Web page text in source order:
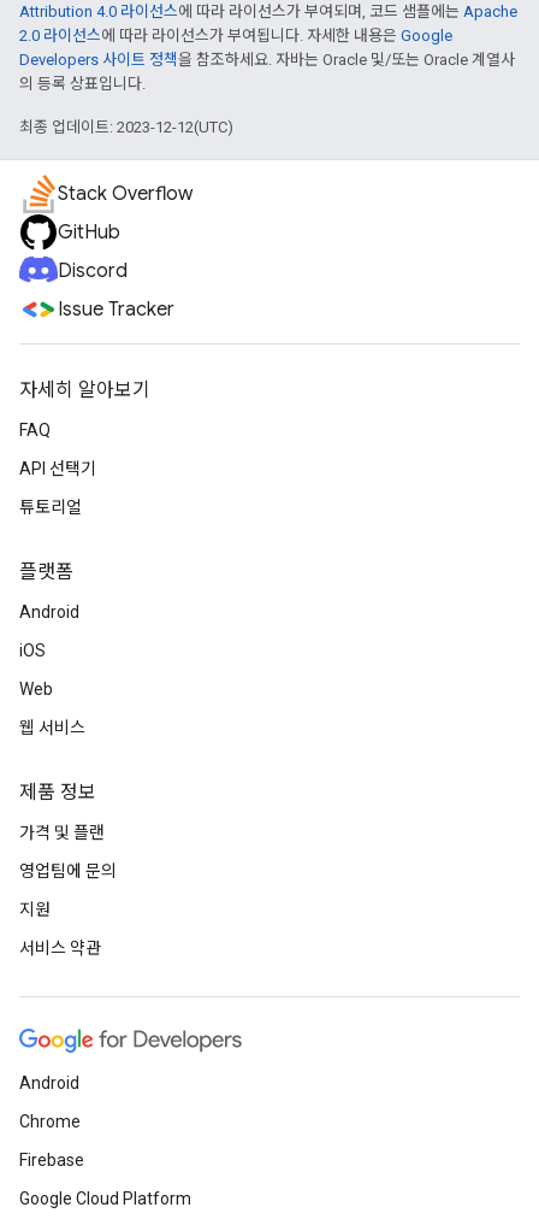
Attribution 4.0 라이선스에 따라 라이선스가 부여되며, 코드 샘플에는 Apache
2.0 라이선스에 따라 라이선스가 부여됩니다. 자세한 내용은 Google
Developers 사이트 정책을 참조하세요. 자바는 Oracle 및/또는 Oracle 계열사
의 등록 상표입니다.
최종 업데이트: 2023-12-12(UTC)
Stack Overflow
GitHub
Discord
Issue Tracker
자세히 알아보기
FAQ
API 선택기
튜토리얼
플랫폼
Android
iOS
Web
웹 서비스
제품 정보
가격 및 플랜
영업팀에 문의
지원
서비스 약관
Android
Chrome
Firebase
Google Cloud Platform